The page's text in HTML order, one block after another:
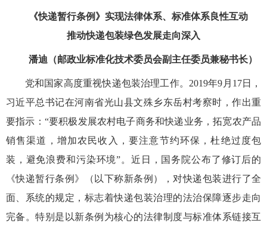
《快递暂行条例》实现法律体系、标准体系良性互动
推动快递包装绿色发展走向深入
潘迪（邮政业标准化技术委员会副主任委员兼秘书长）
党和国家高度重视快递包装治理工作。2019年9月17日，
习近平总书记在河南省光山县文殊乡东岳村考察时，作出重
要指示：“要积极发展农村电子商务和快递业务，拓宽农产品
销售渠道，增加农民收入，要注意节约环保，杜绝过度包
装，避免浪费和污染环境”。近日，国务院公布了修订后的
《快递暂行条例》（以下称新条例），对快递包装进行了全
面、系统的规定，标志着快递包装治理的法治保障逐步走向
完备。特别是以新条例为核心的法律制度与标准体系链接互